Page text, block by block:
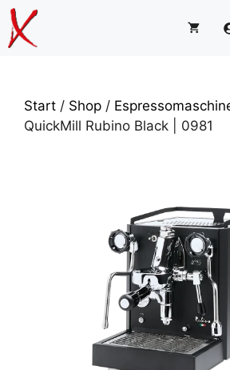
Zum
Inhalt
springen
Start / Shop /
QuickMill Rubino Black | 0981